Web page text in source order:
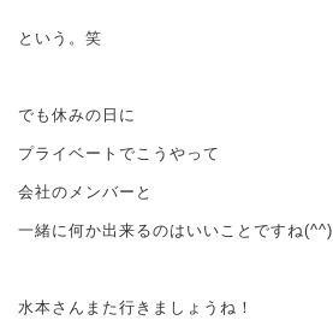
という。笑
でも休みの日に
プライベートでこうやって
会社のメンバーと
一緒に何か出来るのはいいことですね(^^)
水本さんまた行きましょうね！